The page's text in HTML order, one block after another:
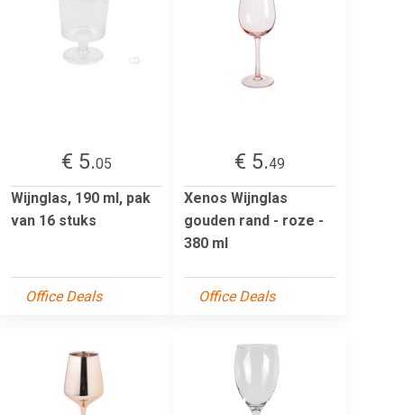
€ 5.05
Wijnglas, 190 ml, pak
van 16 stuks
Office Deals
€ 5.49
Xenos Wijnglas
gouden rand - roze -
380 ml
Office Deals